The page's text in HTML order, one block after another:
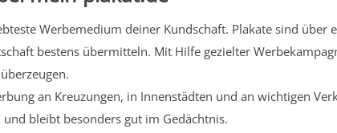
Werbemedium deiner Kundschaft. Plakate sind
bestens übermitteln. Mit Hilfe gezielter
an Kreuzungen, in Innenstädten und an wichtigen
bleibt besonders gut im Gedächtnis.